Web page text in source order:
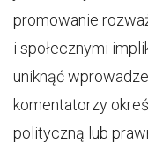
promowanie
i społecznymi
uniknąć
komentatorzy
polityczną lub